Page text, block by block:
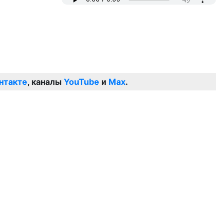
, каналы YouTube и Max.